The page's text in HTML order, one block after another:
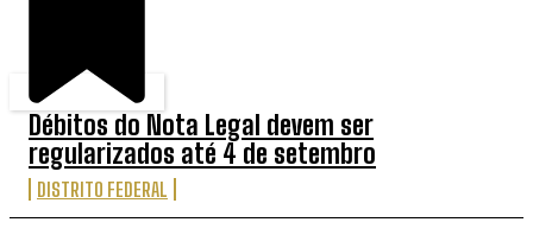
Débitos do Nota Legal devem ser
regularizados até 4 de setembro
DISTRITO FEDERAL